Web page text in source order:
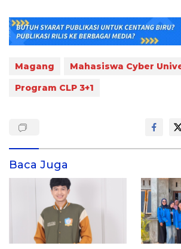
Magang
Mahasiswa Cyber
Program CLP 3+1
Baca Juga